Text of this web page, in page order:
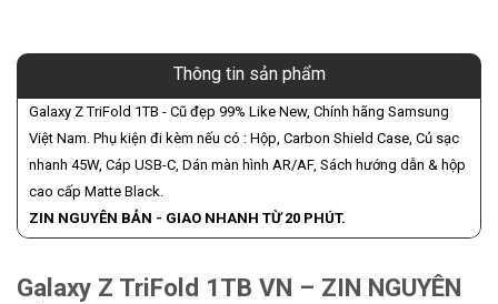
Thông tin sản phẩm
Galaxy Z TriFold 1TB - Cũ đẹp 99% Like New, Chính hãng Samsung
Việt Nam. Phụ kiện đi kèm nếu có : Hộp, Carbon Shield Case, Củ sạc
nhanh 45W, Cáp USB-C, Dán màn hình AR/AF, Sách hướng dẫn & hộp
cao cấp Matte Black.
ZIN NGUYÊN BẢN - GIAO NHANH TỪ 20 PHÚT.
Galaxy Z TriFold 1TB VN – ZIN NGUYÊN